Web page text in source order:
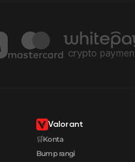
Valorant
🛒Konta
Bump rangi